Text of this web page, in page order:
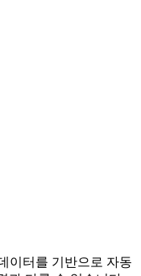
이터를 기반으로 자동